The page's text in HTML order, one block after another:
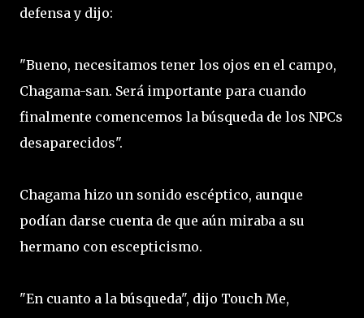
defensa y dijo:
"Bueno, necesitamos tener los ojos en el campo,
Chagama-san. Será importante para cuando
finalmente comencemos la búsqueda de los NPCs
desaparecidos".
Chagama hizo un sonido escéptico, aunque
podían darse cuenta de que aún miraba a su
hermano con escepticismo.
"En cuanto a la búsqueda", dijo Touch Me,